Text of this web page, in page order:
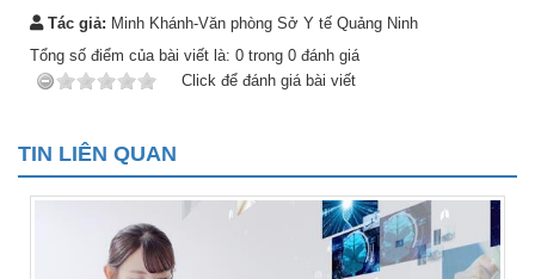
Tác giả: Minh Khánh-Văn phòng Sở Y tế Quảng Ninh
Tổng số điểm của bài viết là: 0 trong 0 đánh giá
Click để đánh giá bài viết
TIN LIÊN QUAN